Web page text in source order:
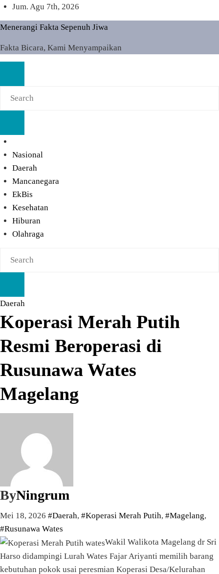
Skip
to
content
Jum. Agu 7th, 2026
Menerangi Fakta Sepenuh Jiwa
Fakta Bicara, Kami Menyampaikan
Nasional
Daerah
Mancanegara
EkBis
Kesehatan
Hiburan
Olahraga
Daerah
Koperasi Merah Putih
Resmi Beroperasi di
Rusunawa Wates
Magelang
ByNingrum
Mei 18, 2026 #Daerah, #Koperasi Merah Putih, #Magelang,
#Rusunawa Wates
Wakil Walikota Magelang dr Sri
Harso didampingi Lurah Wates Fajar Ariyanti memilih barang
kebutuhan pokok usai peresmian Koperasi Desa/Kelurahan